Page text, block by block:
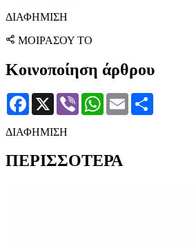
ΔΙΑΦΗΜΙΣΗ
ΜΟΙΡΑΣΟΥ ΤΟ
Κοινοποίηση άρθρου
Facebook
X Viber WhatsApp
Email
ΔΙΑΦΗΜΙΣΗ
ΠΕΡΙΣΣΟΤΕΡΑ